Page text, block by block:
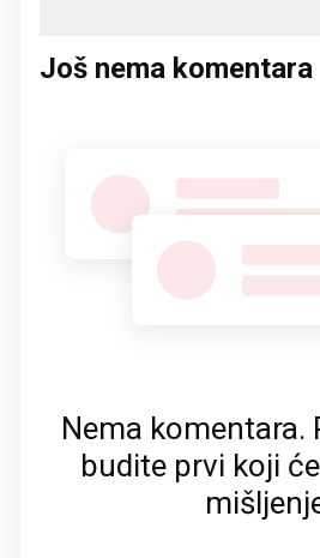
Još nema komentara
Nema komentara.
budite prvi koji